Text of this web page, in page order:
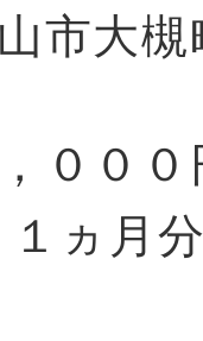
市大
００
ヵ月